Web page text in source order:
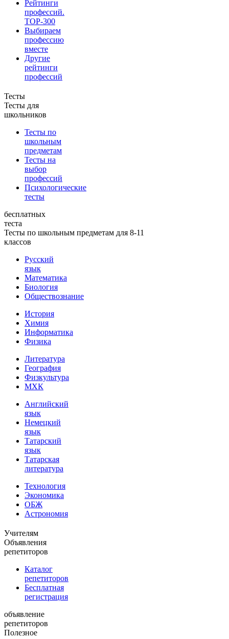
Рейтинги
профессий.
TOP-300
Выбираем
профессию
вместе
Другие
рейтинги
профессий
Тесты
Тесты для
школьников
Тесты по
школьным
предметам
Тесты на
выбор
профессий
Психологические
тесты
бесплатных
теста
Тесты по школьным предметам для 8-11
классов
Русский
язык
Математика
Биология
Обществознание
История
Химия
Информатика
Физика
Литература
География
Физкультура
МХК
Английский
язык
Немецкий
язык
Татарский
язык
Татарская
литература
Технология
Экономика
ОБЖ
Астрономия
Учителям
Объявления
репетиторов
Каталог
репетиторов
Бесплатная
регистрация
объявление
репетиторов
Полезное